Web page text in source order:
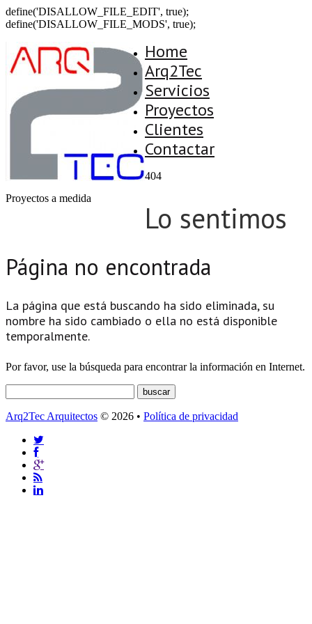
define('DISALLOW_FILE_EDIT', true);
define('DISALLOW_FILE_MODS', true);
Proyectos a medida
Home
Arq2Tec
Servicios
Proyectos
Clientes
Contactar
404
Lo sentimos
Página no encontrada
La página que está buscando ha sido eliminada, su
nombre ha sido cambiado o ella no está disponible
temporalmente.
Por favor, use la búsqueda para encontrar la información en Internet.
Arq2Tec Arquitectos © 2026 • Política de privacidad